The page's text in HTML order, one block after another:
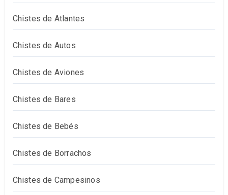
Chistes de Atlantes
Chistes de Autos
Chistes de Aviones
Chistes de Bares
Chistes de Bebés
Chistes de Borrachos
Chistes de Campesinos